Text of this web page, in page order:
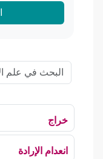
خراج
انعدام الإرادة